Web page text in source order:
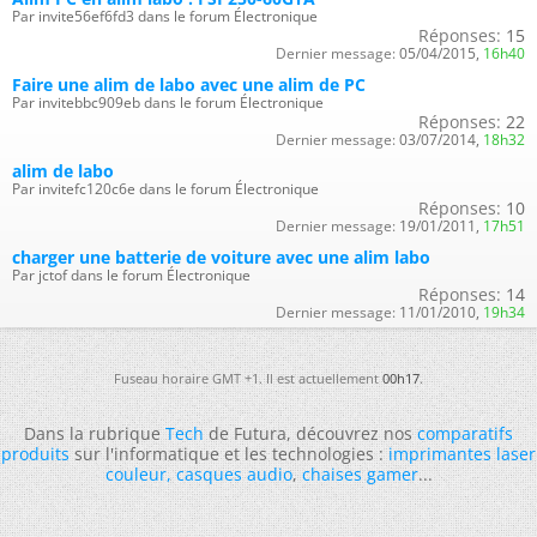
Par invite56ef6fd3 dans le forum Électronique
Réponses: 15
Dernier message: 05/04/2015, 16h40
Faire une alim de labo avec une alim de PC
Par invitebbc909eb dans le forum Électronique
Réponses: 22
Dernier message: 03/07/2014, 18h32
alim de labo
Par invitefc120c6e dans le forum Électronique
Réponses: 10
Dernier message: 19/01/2011, 17h51
charger une batterie de voiture avec une alim labo
Par jctof dans le forum Électronique
Réponses: 14
Dernier message: 11/01/2010, 19h34
Fuseau horaire GMT +1. Il est actuellement00h17.
Dans la rubriqueTechde Futura, découvrez noscomparatifs
produitssur l'informatique et les technologies :imprimantes laser
couleur,casques audio,chaises gamer...